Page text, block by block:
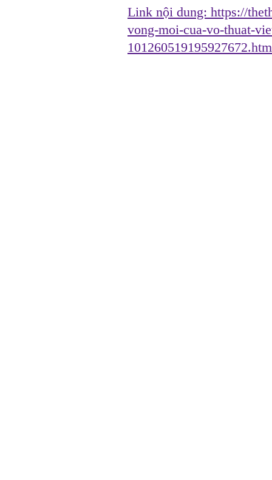
Link nội dung: https://
vong-moi-cua-vo-thuat-
101260519195927672.htm